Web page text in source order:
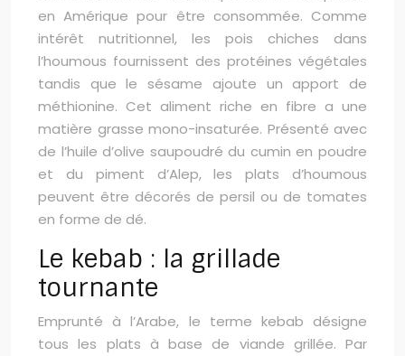
en Amérique pour être consommée. Comme
intérêt nutritionnel, les pois chiches dans
l’houmous fournissent des protéines végétales
tandis que le sésame ajoute un apport de
méthionine. Cet aliment riche en fibre a une
matière grasse mono-insaturée. Présenté avec
de l’huile d’olive saupoudré du cumin en poudre
et du piment d’Alep, les plats d’houmous
peuvent être décorés de persil ou de tomates
en forme de dé.
Le kebab : la grillade
tournante
Emprunté à l’Arabe, le terme kebab désigne
tous les plats à base de viande grillée. Par